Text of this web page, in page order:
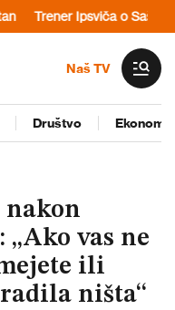
Ipsviča o Saši Lukiću:
Naš TV
Društvo
nakon
vas ne
ili
ništa“